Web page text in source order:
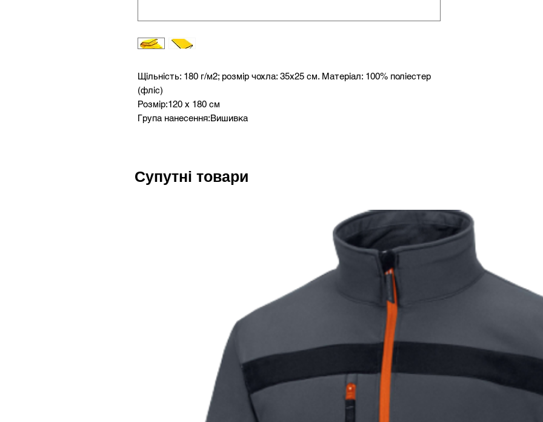
Щільність: 180 г/м2; розмір чохла: 35х25 см. Матеріал: 100% поліестер
(фліс)
Розмір:120 х 180 см
Група нанесення:Вишивка
Супутні товари